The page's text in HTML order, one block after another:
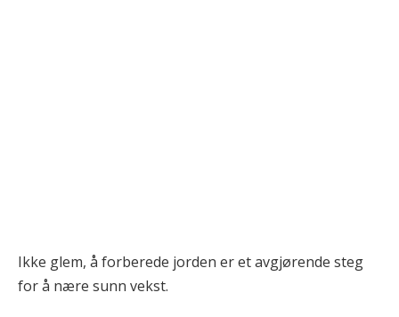
Ikke glem, å forberede jorden er et avgjørende steg
for å nære sunn vekst.